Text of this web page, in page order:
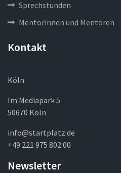
Sprechstunden
Mentorinnen und Mentoren
Kontakt
Köln
Im Mediapark 5
50670 Köln
info@startplatz.de
+49 221 975 802 00
Newsletter